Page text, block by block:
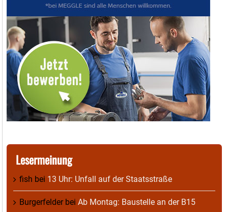
Lesermeinung
fish bei 13 Uhr: Unfall auf der Staatsstraße
Burgerfelderbei Ab Montag: Baustelle an der B15